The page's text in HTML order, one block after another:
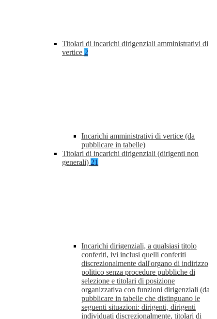
Titolari di incarichi dirigenziali amministrativi di
vertice 2
Incarichi amministrativi di vertice (da
pubblicare in tabelle)
Titolari di incarichi dirigenziali (dirigenti non
generali) 21
Incarichi dirigenziali, a qualsiasi titolo
conferiti, ivi inclusi quelli conferiti
discrezionalmente dall'organo di indirizzo
politico senza procedure pubbliche di
selezione e titolari di posizione
organizzativa con funzioni dirigenziali (da
pubblicare in tabelle che distinguano le
seguenti situazioni: dirigenti, dirigenti
individuati discrezionalmente, titolari di